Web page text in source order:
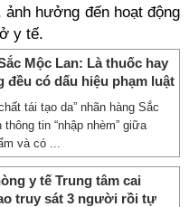
hưởng đến hoạt động
y tế.
Mộc Lan: Là thuốc hay
đều có dấu hiệu phạm luật
tái tạo da” nhãn hàng Sắc
thông tin “nhập nhèm” giữa
và có ...
y tế Trung tâm cai
truy sát 3 người rồi tự